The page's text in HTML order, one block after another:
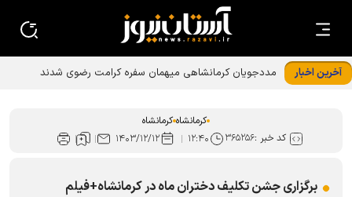
آخرین اخبار مددجویان کرمانشاهی میهمان سفره کرامت رضوی شدند
کرمانشاه کرمانشاه
کد خبر :۳۶۵۲۵۶ ۱۲:۴۰ ۱۴۰۳/۱۲/۱۲
برگزاری جشن تکلیف دختران ماه در کرمانشاه+فیلم